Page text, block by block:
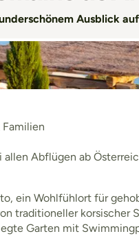
Ausblick
Familien
Abflügen ab
ein Wohlfühlort für
traditioneller korsischer
Garten mit